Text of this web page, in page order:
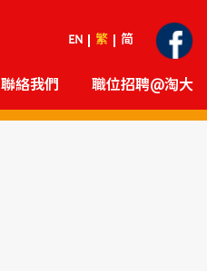
EN 繁 简
聯絡我們 職位招聘@淘大